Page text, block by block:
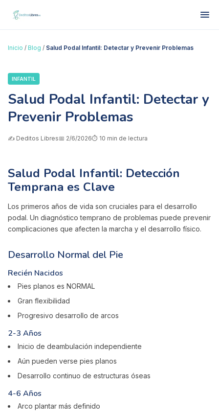
Inicio / Blog / Salud Podal Infantil: Detectar y Prevenir Problemas
INFANTIL
Salud Podal Infantil: Detectar y
Prevenir Problemas
✍️ Deditos Libres📅 2/6/2026⏱️ 10 min de lectura
Salud Podal Infantil: Detección
Temprana es Clave
Los primeros años de vida son cruciales para el desarrollo
podal. Un diagnóstico temprano de problemas puede prevenir
complicaciones que afecten la marcha y el desarrollo físico.
Desarrollo Normal del Pie
Recién Nacidos
Pies planos es NORMAL
Gran flexibilidad
Progresivo desarrollo de arcos
2-3 Años
Inicio de deambulación independiente
Aún pueden verse pies planos
Desarrollo continuo de estructuras óseas
4-6 Años
Arco plantar más definido